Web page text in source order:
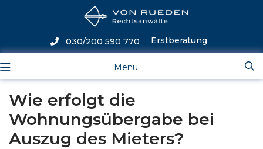
Menü
030/200 590 770 Erstberatung
Wie erfolgt die
Wohnungsübergabe bei
Auszug des Mieters?